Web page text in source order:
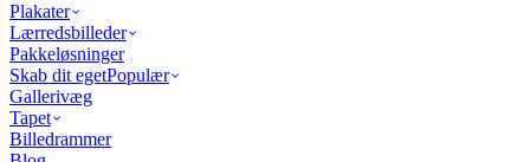
Plakater
Lærredsbilleder
Pakkeløsninger
Skab dit egetPopulær
Gallerivæg
Tapet
Billedrammer